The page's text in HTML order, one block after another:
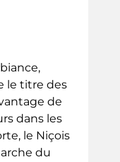
le titre des
de
dans les
le Niçois
du